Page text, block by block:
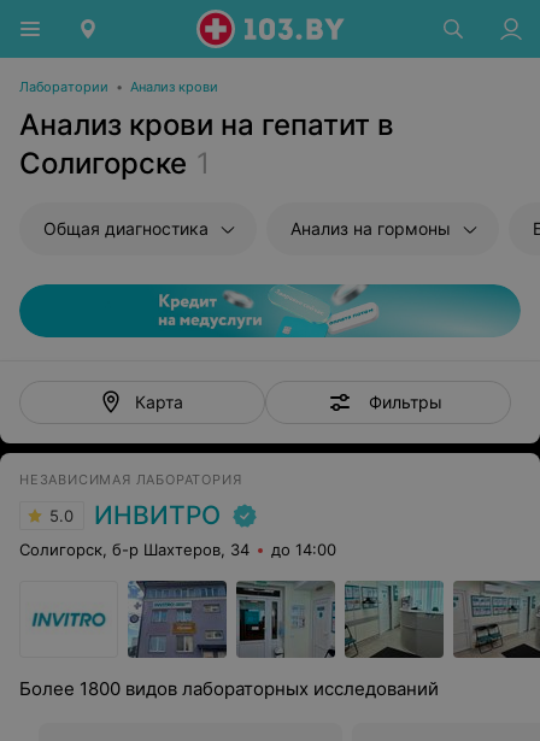
Лаборатории • Анализ крови
Анализ крови на гепатит в
Солигорске 1
Общая диагностика Анализ на гормоны
Карта Фильтры
НЕЗАВИСИМАЯ ЛАБОРАТОРИЯ
5.0 ИНВИТРО
Солигорск, б-р Шахтеров, 34 до 14:00
Более 1800 видов лабораторных исследований